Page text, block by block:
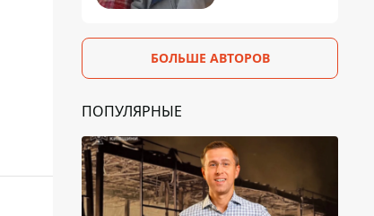
БОЛЬШЕ АВТОРОВ
ПОПУЛЯРНЫЕ